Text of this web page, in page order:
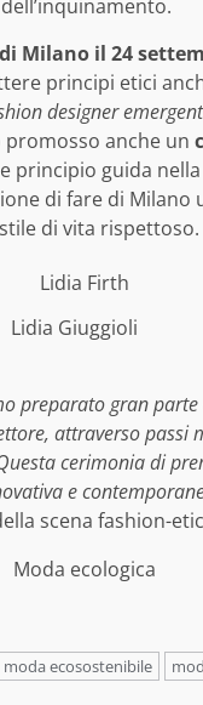
Milano il 24
principi etici
designer
anche un
guida
di fare di
di vita rispettoso.
Lidia Giuggioli
preparato gran
attraverso
cerimonia di
e
scena fashion-
moda ecosostenibile